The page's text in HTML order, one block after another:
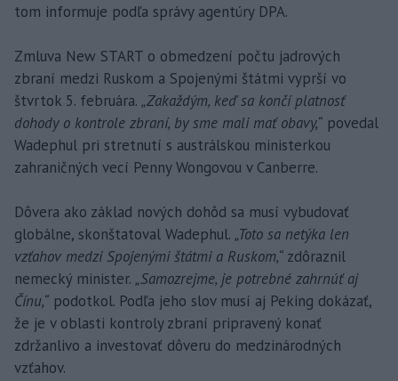
tom informuje podľa správy agentúry DPA.
Zmluva New START o obmedzení počtu jadrových
zbraní medzi Ruskom a Spojenými štátmi vyprší vo
štvrtok 5. februára. „Zakaždým, keď sa končí platnosť
dohody o kontrole zbraní, by sme mali mať obavy,“ povedal
Wadephul pri stretnutí s austrálskou ministerkou
zahraničných vecí Penny Wongovou v Canberre.
Dôvera ako základ nových dohôd sa musí vybudovať
globálne, skonštatoval Wadephul. „Toto sa netýka len
vzťahov medzi Spojenými štátmi a Ruskom,“ zdôraznil
nemecký minister. „Samozrejme, je potrebné zahrnúť aj
Čínu,“ podotkol. Podľa jeho slov musí aj Peking dokázať,
že je v oblasti kontroly zbraní pripravený konať
zdržanlivo a investovať dôveru do medzinárodných
vzťahov.